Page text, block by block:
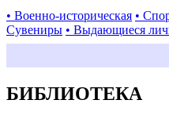
• Военно-историческая •
Сувениры • Выдающиеся
БИБЛИОТЕКА